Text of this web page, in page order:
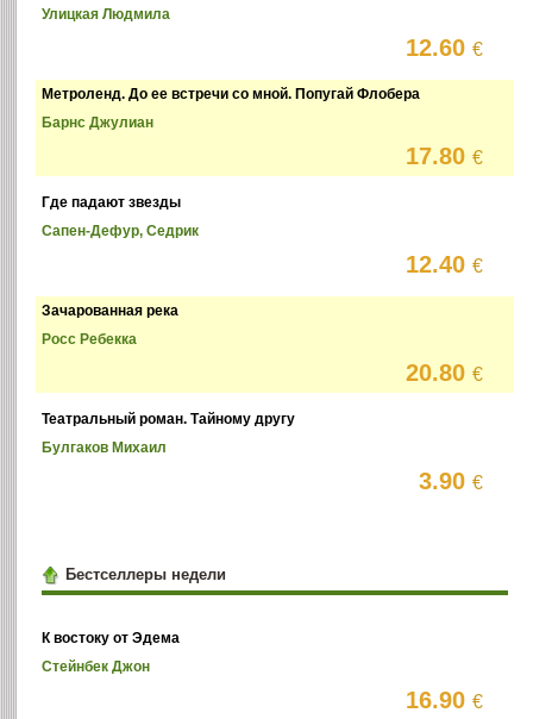
Улицкая Людмила
12.60€
Метроленд. До ее встречи со мной. Попугай Флобера
Барнс Джулиан
17.80€
Где падают звезды
Сапен-Дефур, Седрик
12.40€
Зачарованная река
Росс Ребекка
20.80€
Театральный роман. Тайному другу
Булгаков Михаил
3.90€
Бестселлеры недели
К востоку от Эдема
Стейнбек Джон
16.90€